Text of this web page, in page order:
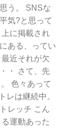
う。 SNSな
気?と思って
に掲載され
ある、ってい
近それが欠
・ さて、先
色々あって
レは継続中。
レッチ こん
運動あった